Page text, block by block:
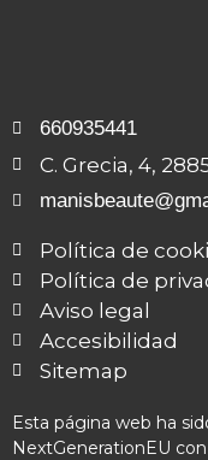
660935441
C. Grecia, 4,
Política de
Política de
Aviso legal
Accesibilidad
Sitemap
Esta página web ha
NextGenerationEU